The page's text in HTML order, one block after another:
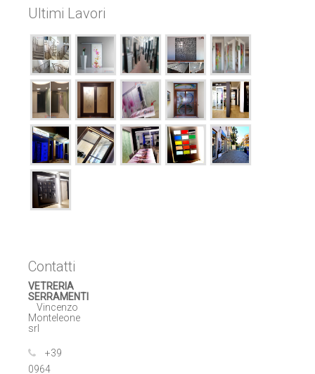
Ultimi Lavori
Contatti
VETRERIA
SERRAMENTI
Vincenzo
Monteleone
srl
+39
0964